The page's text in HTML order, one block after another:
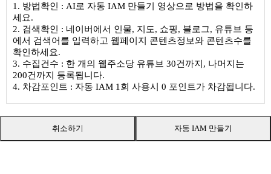
1. 방법확인 : AI로 자동 IAM 만들기 영상으로 방법을 확인하
세요.
2. 검색확인 : 네이버에서 인물, 지도, 쇼핑, 블로그, 유튜브 등
에서 검색어를 입력하고 웹페이지 콘텐츠정보와 콘텐츠수를
확인하세요.
3. 수집건수 : 한 개의 웹주소당 유튜브 30건까지, 나머지는
200건까지 등록됩니다.
4. 차감포인트 : 자동 IAM 1회 사용시 0 포인트가 차감됩니다.
취소하기 자동 IAM 만들기